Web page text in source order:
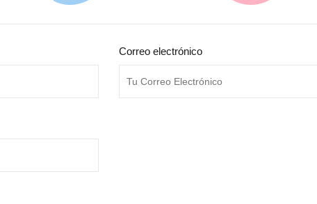
Correo electrónico